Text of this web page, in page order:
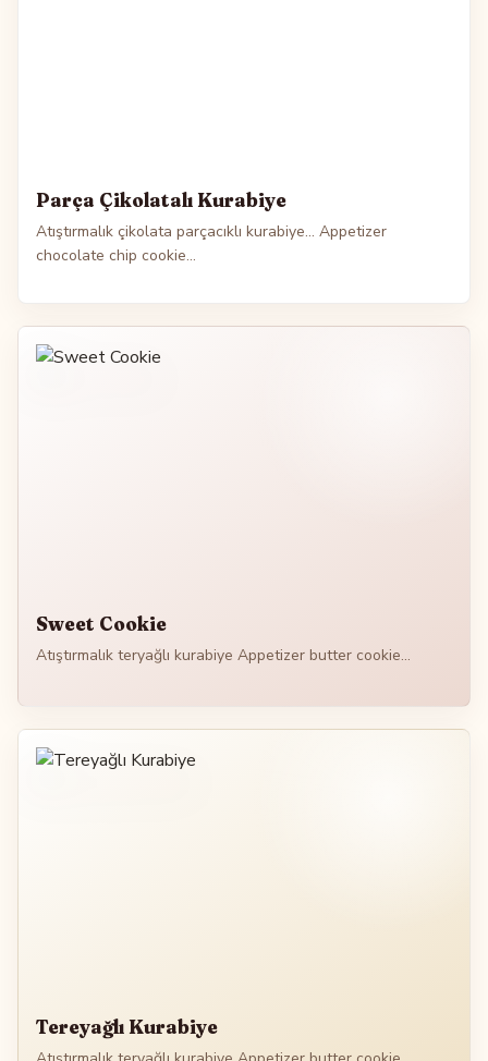
Parça Çikolatalı Kurabiye
Atıştırmalık çikolata parçacıklı kurabiye... Appetizer
chocolate chip cookie...
Sweet Cookie
Atıştırmalık teryağlı kurabiye Appetizer butter cookie...
Tereyağlı Kurabiye